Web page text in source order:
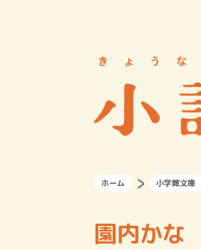
ホーム 小学館文庫
園内かな